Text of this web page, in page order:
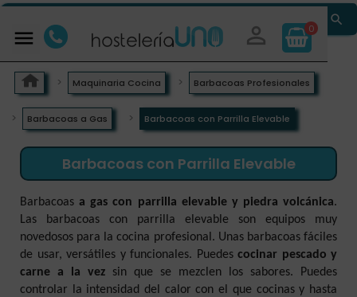
  0

Maquinaria Cocina Barbacoas Profesionales
Barbacoas a Gas Barbacoas con Parrilla Elevable
Barbacoas con Parrilla Elevable
Barbacoas a gas con parrilla elevable y piedra volcánica.
Las barbacoas con parrilla elevable son equipos muy
novedosos para la cocina profesional. Unas barbacoas fáciles
de usar, versátiles y funcionales. Puedes cocinar pescado y
carne a la vez sin que se mezclen los sabores. Puedes
controlar la intensidad del calor con el que cocinas y hasta